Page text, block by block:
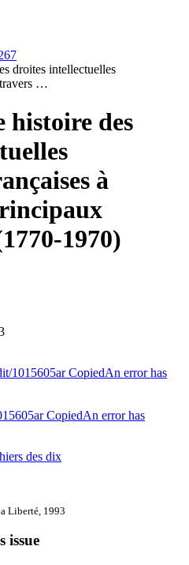
droites intellectuelles
travers …
histoire des
à
1970)
1015605arCopiedAn error has
CopiedAn error has
des dix
Liberté, 1993
issue